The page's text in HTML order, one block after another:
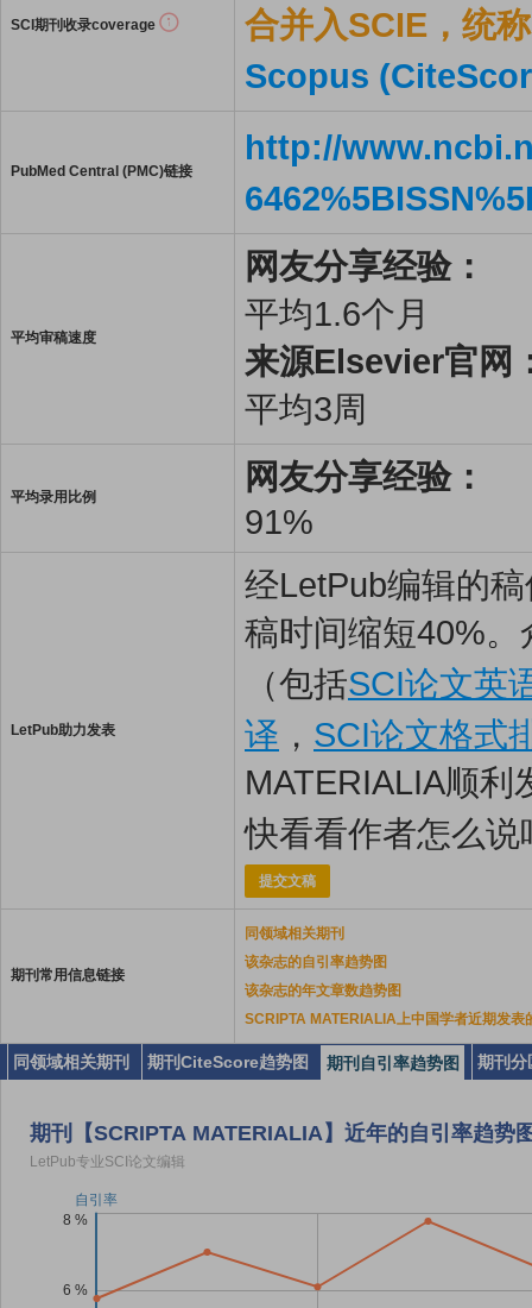
SCI期刊收录coverage
合并入SCIE，统
Scopus
PubMed Central (PMC)链接
http://
平均审稿速度
网友分享经验：
平均1.6个月
来源Elsevier官网
平均3周
平均录用比例
网友分享经验：
91%
LetPub助力发表
经LetPub编辑的
稿时间缩短40%
（包括SCI论文英
译 ， SCI论文格式
MATERIALIA顺利
快看看作者怎么说
提交文稿
期刊常用信息链接
同领域相关期刊
该杂志的自引率趋势图
该杂志的年文章数趋势图
SCRIPTA MATERIALIA上中国学者近期发表
同领域相关期刊 期刊CiteScore趋势图 期刊自引率趋势图 期刊分